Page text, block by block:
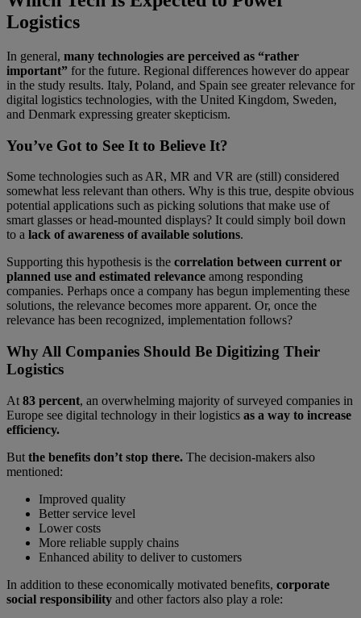
Logistics
In general, many technologies are perceived as “rather
important” for the future. Regional differences however do appear
in the study results. Italy, Poland, and Spain see greater relevance for
digital logistics technologies, with the United Kingdom, Sweden,
and Denmark expressing greater skepticism.
You’ve Got to See It to Believe It?
Some technologies such as AR, MR and VR are (still) considered
somewhat less relevant than others. Why is this true, despite obvious
potential applications such as picking solutions that make use of
smart glasses or head-mounted displays? It could simply boil down
to a lack of awareness of available solutions.
Supporting this hypothesis is the correlation between current or
planned use and estimated relevance among responding
companies. Perhaps once a company has begun implementing these
solutions, the relevance becomes more apparent. Or, once the
relevance has been recognized, implementation follows?
Why All Companies Should Be Digitizing Their
Logistics
At 83 percent, an overwhelming majority of surveyed companies in
Europe see digital technology in their logistics as a way to increase
efficiency.
But the benefits don’t stop there. The decision-makers also
mentioned:
Improved quality
Better service level
Lower costs
More reliable supply chains
Enhanced ability to deliver to customers
In addition to these economically motivated benefits, corporate
social responsibility and other factors also play a role: